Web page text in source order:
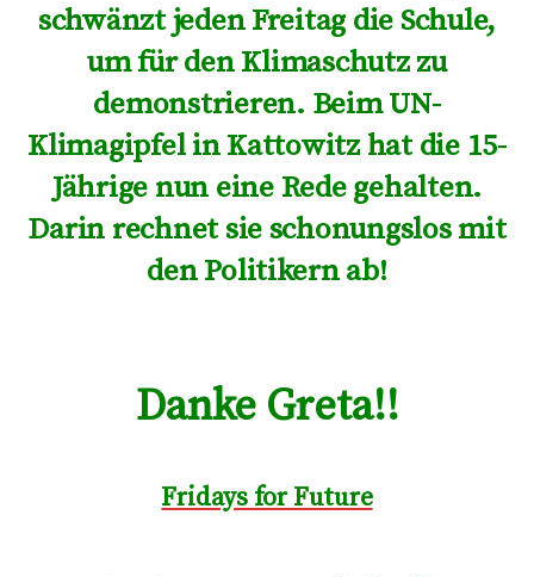
schwänzt jeden Freitag die Schule,
um für den Klimaschutz zu
demonstrieren. Beim UN-
Klimagipfel in Kattowitz hat die 15-
Jährige nun eine Rede gehalten.
Darin rechnet sie schonungslos mit
den Politikern ab!
Danke Greta!!
Fridays for Future